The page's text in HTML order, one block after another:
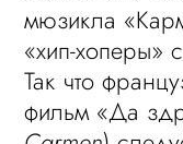
мюзикла
«хип-хоперы»
Так что
фильм «Да